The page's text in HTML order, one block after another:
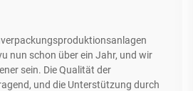
nun schon über ein Jahr, und wir
sein. Die Qualität der
und die Unterstützung durch